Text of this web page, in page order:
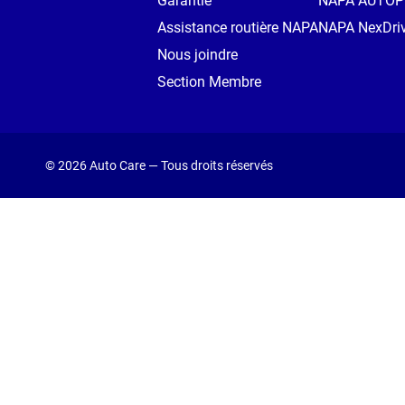
Assistance routière NAPA
Nous joindre
Section Membre
NAPA
© 2026 Auto Care — Tous droits réservés